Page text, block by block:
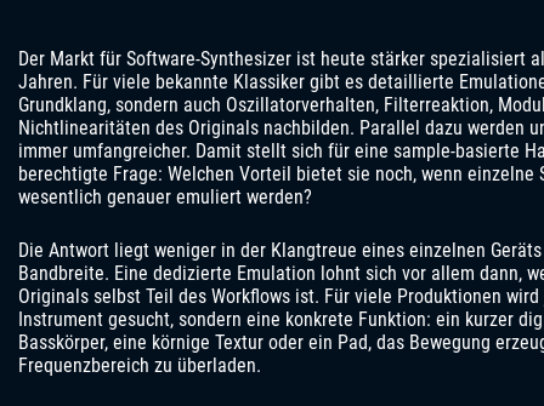
Der Markt für Software-Synthesizer ist heute stärker spezialisiert
Jahren. Für viele bekannte Klassiker gibt es detaillierte
Grundklang, sondern auch Oszillatorverhalten, Filterreaktion,
Nichtlinearitäten des Originals nachbilden. Parallel dazu werden
immer umfangreicher. Damit stellt sich für eine sample-basierte
berechtigte Frage: Welchen Vorteil bietet sie noch, wenn einzelne
wesentlich genauer emuliert werden?
Die Antwort liegt weniger in der Klangtreue eines einzelnen
Bandbreite. Eine dedizierte Emulation lohnt sich vor allem dann,
Originals selbst Teil des Workflows ist. Für viele Produktionen
Instrument gesucht, sondern eine konkrete Funktion: ein kurzer
Basskörper, eine körnige Textur oder ein Pad, das Bewegung
Frequenzbereich zu überladen.